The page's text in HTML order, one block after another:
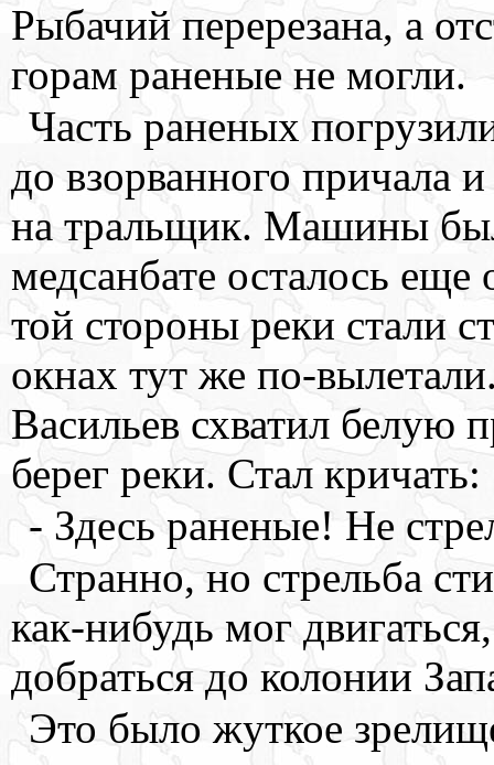
Рыбачий перерезана, а
горам раненые не могли.
Часть раненых
до взорванного причала
на тральщик. Машины
медсанбате осталось
той стороны реки стали
окнах тут же по-
Васильев схватил белую
берег реки. Стал кричать:
- Здесь раненые! Не
Странно, но стрельба
как-нибудь мог
добраться до колонии
Это было жуткое